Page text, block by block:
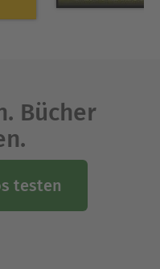
Bücher
testen